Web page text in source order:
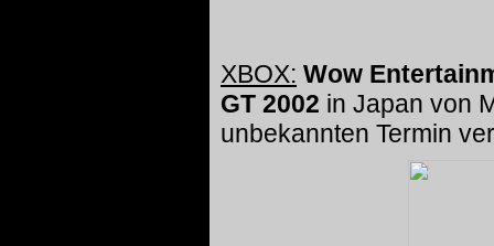
XBOX: Wow
GT 2002 in Japan von
unbekannten Termin